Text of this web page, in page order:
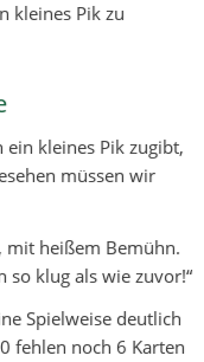
kleines Pik zu
kleines Pik zugibt,
müssen wir
mit heißem Bemühn.
so klug als wie zuvor!“
Spielweise deutlich
fehlen noch 6 Karten